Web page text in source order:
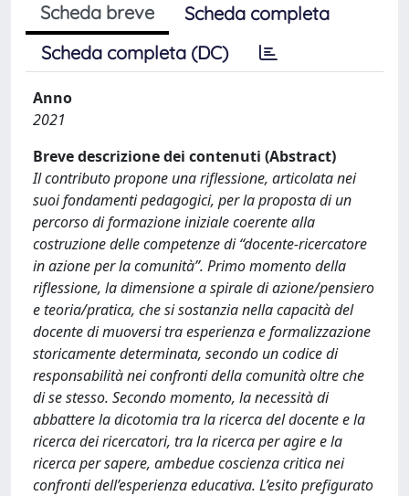
Scheda breve
Scheda completa
Scheda completa (DC)
Anno
2021
Breve descrizione dei contenuti (Abstract)
Il contributo propone una riflessione, articolata nei
suoi fondamenti pedagogici, per la proposta di un
percorso di formazione iniziale coerente alla
costruzione delle competenze di “docente-ricercatore
in azione per la comunità”. Primo momento della
riflessione, la dimensione a spirale di azione/pensiero
e teoria/pratica, che si sostanzia nella capacità del
docente di muoversi tra esperienza e formalizzazione
storicamente determinata, secondo un codice di
responsabilità nei confronti della comunità oltre che
di se stesso. Secondo momento, la necessità di
abbattere la dicotomia tra la ricerca del docente e la
ricerca dei ricercatori, tra la ricerca per agire e la
ricerca per sapere, ambedue coscienza critica nei
confronti dell’esperienza educativa. L’esito prefigurato